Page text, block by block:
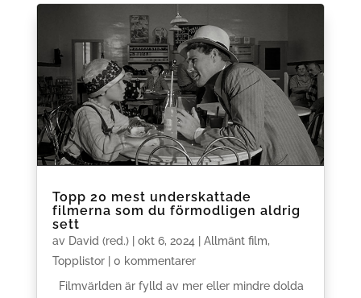
Topp 20 mest underskattade
filmerna som du förmodligen aldrig
sett
av David (red.)| okt 6, 2024 Allmänt film,
Topplistor| 0 kommentarer
Filmvärlden är fylld av mer eller mindre dolda